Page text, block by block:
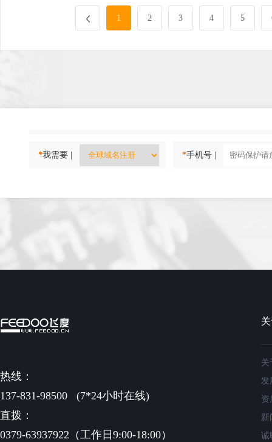
1 2 3 4 5
*我需要 | *手机号 |
热线：
137-831-98500
(7*24小时在线)
直拨：
0379-63937922（工作日9:00-18:00）
关
发
资
新
诚